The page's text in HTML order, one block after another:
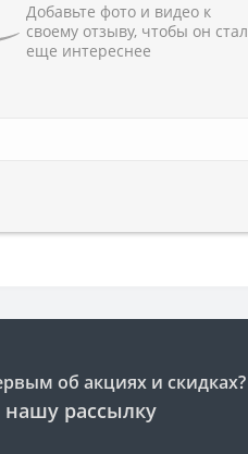
Добавьте фото и видео к
своему отзыву, чтобы он стал
еще интереснее
об акциях и скидках?
рассылку